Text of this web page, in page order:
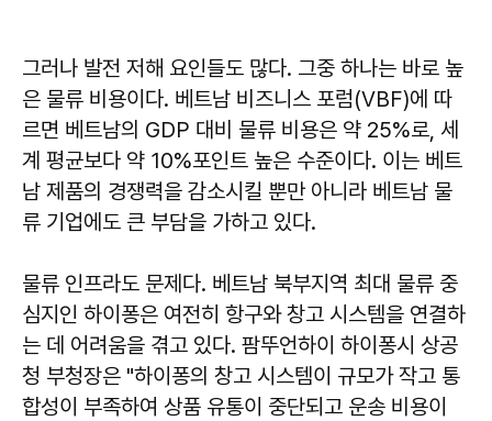
그러나 발전 저해 요인들도 많다. 그중 하나는 바로 높
은 물류 비용이다. 베트남 비즈니스 포럼(VBF)에 따
르면 베트남의 GDP 대비 물류 비용은 약 25%로, 세
계 평균보다 약 10%포인트 높은 수준이다. 이는 베트
남 제품의 경쟁력을 감소시킬 뿐만 아니라 베트남 물
류 기업에도 큰 부담을 가하고 있다.
물류 인프라도 문제다. 베트남 북부지역 최대 물류 중
심지인 하이퐁은 여전히 ​​항구와 창고 시스템을 연결하
는 데 어려움을 겪고 있다. 팜뚜언하이 하이퐁시 상공
청 부청장은 "하이퐁의 창고 시스템이 규모가 작고 통
합성이 부족하여 상품 유통이 중단되고 운송 비용이